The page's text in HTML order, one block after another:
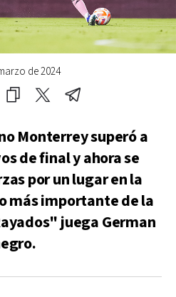
de 2024
Monterrey superó a
de final y ahora se
por un lugar en la
más importante de la
juega German